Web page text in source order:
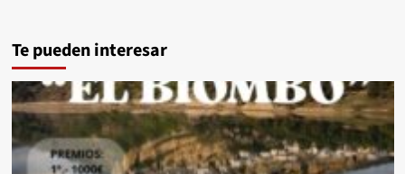
Te pueden interesar